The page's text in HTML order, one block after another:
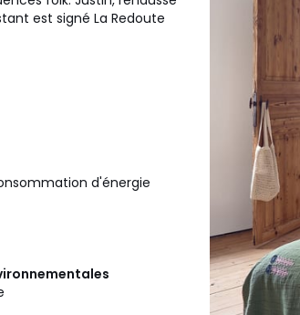
est signé La Redoute
d'énergie